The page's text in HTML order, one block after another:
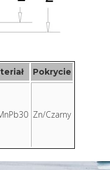
Pokrycie
Zn/Czarny